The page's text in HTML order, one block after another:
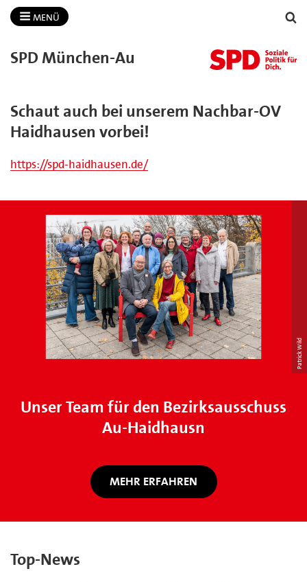
MENÜ
SPD München-​Au
Schaut auch bei unserem Nachbar-OV
Haidhausen vorbei!
https://spd-haidhausen.de/
Patrick Wild
Unser Team für den Bezirksausschuss
Au-Haidhausn
MEHR ERFAHREN
Top-News